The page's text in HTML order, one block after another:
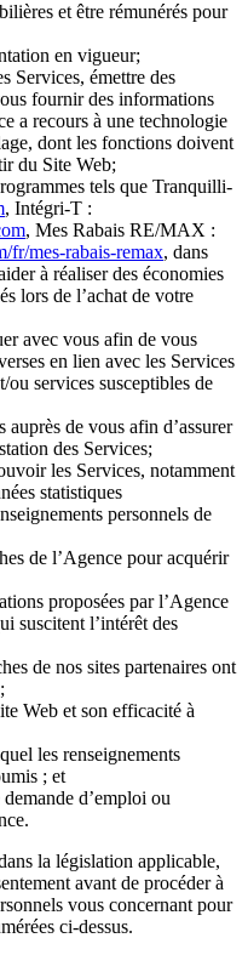
et être rémunérés pour
en vigueur;
Services, émettre des
fournir des informations
a recours à une technologie
dont les fonctions doivent
du Site Web;
tels que Tranquilli-
, Intégri-T :
, Mes Rabais RE/MAX :
fr/mes-rabais-remax, dans
à réaliser des économies
lors de l’achat de votre
avec vous afin de vous
en lien avec les Services
ou services susceptibles de
de vous afin d’assurer
des Services;
les Services, notamment
statistiques
personnels de
de l’Agence pour acquérir
proposées par l’Agence
suscitent l’intérêt des
de nos sites partenaires ont
Web et son efficacité à
les renseignements
; et
d’emploi ou
la législation applicable,
avant de procéder à
vous concernant pour
ci-dessus.